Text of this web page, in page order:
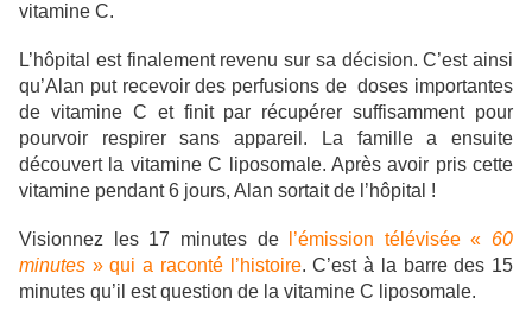
vitamine C.
L’hôpital est finalement revenu sur sa décision. C’est ainsi
qu’Alan put recevoir des perfusions de doses importantes
de vitamine C et finit par récupérer suffisamment pour
pourvoir respirer sans appareil. La famille a ensuite
découvert la vitamine C liposomale. Après avoir pris cette
vitamine pendant 6 jours, Alan sortait de l’hôpital !
Visionnez les 17 minutes de l’émission télévisée « 60
minutes » qui a raconté l’histoire. C’est à la barre des 15
minutes qu’il est question de la vitamine C liposomale.